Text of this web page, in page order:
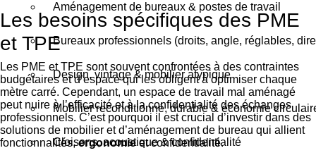
Aménagement de bureaux & postes de travail
Bureaux professionnels (droits, angle, réglables,
Design, vintage & mobilier atypique
Mobilier reconditionné, durable & économie
Cloisons, acoustique & confidentialité
Les besoins spécifiques des PME
et TPE
Les PME et TPE sont souvent confrontées à des contraintes
budgétaires et d’espace qui les obligent à optimiser chaque
mètre carré. Cependant, un espace de travail mal aménagé
peut nuire à l’efficacité et à la confidentialité des échanges
professionnels. C’est pourquoi il est crucial d’investir dans des
solutions de mobilier et d’aménagement de bureau qui allient
fonctionnalités,ergonomieet confidentialité.